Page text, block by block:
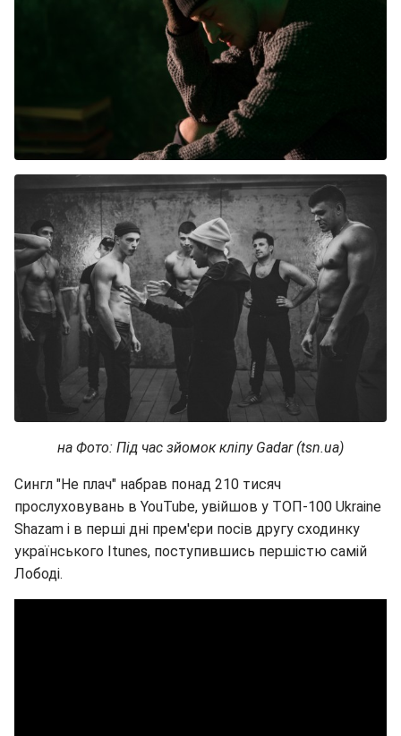
на Фото: Під час зйомок кліпу Gadar (tsn.ua)
Сингл "Не плач" набрав понад 210 тисяч
прослуховувань в YouTube, увійшов у ТОП-100 Ukraine
Shazam і в перші дні прем'єри посів другу сходинку
українського Itunes, поступившись першістю самій
Лободі.